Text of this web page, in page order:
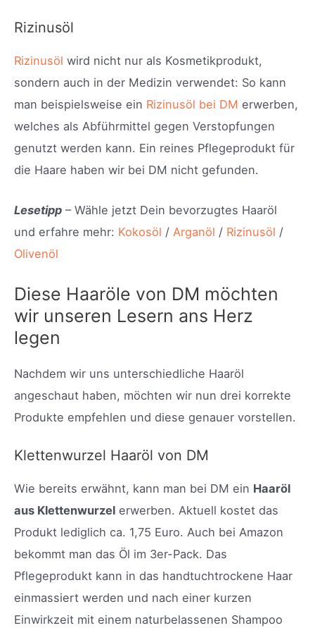
Rizinusöl
Rizinusöl wird nicht nur als Kosmetikprodukt,
sondern auch in der Medizin verwendet: So kann
man beispielsweise ein Rizinusöl bei DM erwerben,
welches als Abführmittel gegen Verstopfungen
genutzt werden kann. Ein reines Pflegeprodukt für
die Haare haben wir bei DM nicht gefunden.
Lesetipp – Wähle jetzt Dein bevorzugtes Haaröl
und erfahre mehr: Kokosöl / Arganöl / Rizinusöl /
Olivenöl
Diese Haaröle von DM möchten
wir unseren Lesern ans Herz
legen
Nachdem wir uns unterschiedliche Haaröl
angeschaut haben, möchten wir nun drei korrekte
Produkte empfehlen und diese genauer vorstellen.
Klettenwurzel Haaröl von DM
Wie bereits erwähnt, kann man bei DM ein Haaröl
aus Klettenwurzel erwerben. Aktuell kostet das
Produkt lediglich ca. 1,75 Euro. Auch bei Amazon
bekommt man das Öl im 3er-Pack. Das
Pflegeprodukt kann in das handtuchtrockene Haar
einmassiert werden und nach einer kurzen
Einwirkzeit mit einem naturbelassenen Shampoo